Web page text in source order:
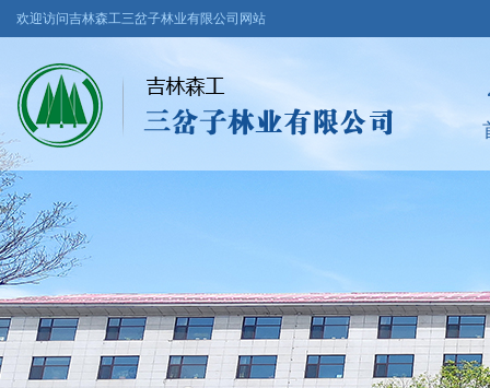
欢迎访问吉林森工三岔子林业有限公司网站